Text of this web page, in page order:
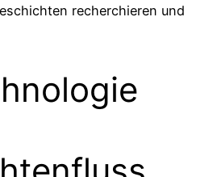
recherchieren und